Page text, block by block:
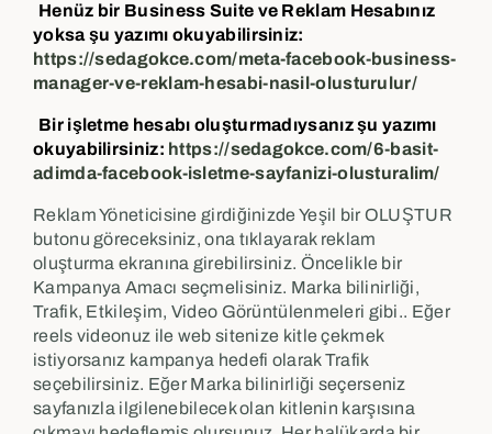
Henüz bir Business Suite ve Reklam Hesabınız
yoksa şu yazımı okuyabilirsiniz:
https://sedagokce.com/meta-facebook-business-
manager-ve-reklam-hesabi-nasil-olusturulur/
Bir işletme hesabı oluşturmadıysanız şu yazımı
okuyabilirsiniz: https://sedagokce.com/6-basit-
adimda-facebook-isletme-sayfanizi-olusturalim/
Reklam Yöneticisine girdiğinizde Yeşil bir OLUŞTUR
butonu göreceksiniz, ona tıklayarak reklam
oluşturma ekranına girebilirsiniz. Öncelikle bir
Kampanya Amacı seçmelisiniz. Marka bilinirliği,
Trafik, Etkileşim, Video Görüntülenmeleri gibi.. Eğer
reels videonuz ile web sitenize kitle çekmek
istiyorsanız kampanya hedefi olarak Trafik
seçebilirsiniz. Eğer Marka bilinirliği seçerseniz
sayfanızla ilgilenebilecek olan kitlenin karşısına